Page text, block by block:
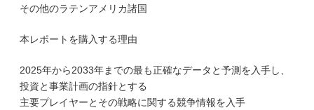
その他のラテンアメリカ諸国
本レポートを購入する理由
2025年から2033年までの最も正確なデータと予測を入手し、
投資と事業計画の指針とする
主要プレイヤーとその戦略に関する競争情報を入手